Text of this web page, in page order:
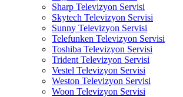
Sharp Televizyon Servisi
Skytech Televizyon Servisi
Sunny Televizyon Servisi
Telefunken Televizyon Servisi
Toshiba Televizyon Servisi
Trident Televizyon Servisi
Vestel Televizyon Servisi
Weston Televizyon Servisi
Woon Televizyon Servisi